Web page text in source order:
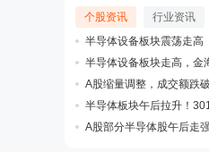
个股资讯
行业资讯
半导体设备板块震荡走高
半导体设备板块走高，金
A股缩量调整，成交额跌
半导体板块午后拉升！
A股部分半导体股午后走